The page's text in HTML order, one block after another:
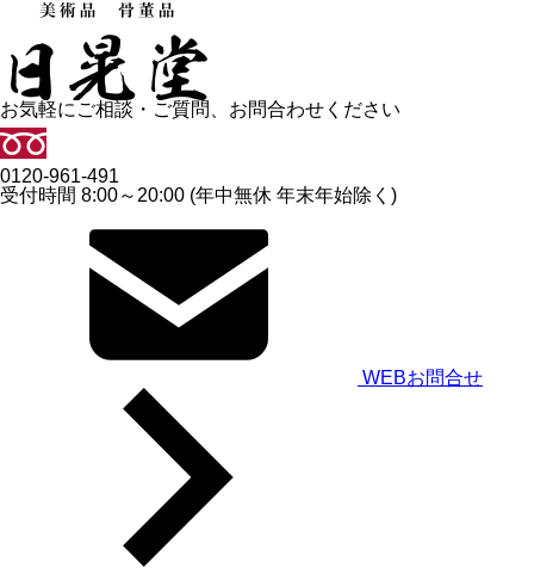
お気軽にご相談・ご質問、お問合わせください
0120-961-491
受付時間 8:00～20:00 (年中無休 年末年始除く)
WEBお問合せ